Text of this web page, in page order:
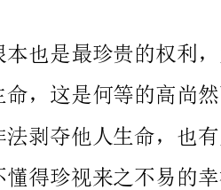
一点小矛盾就残害无辜的血的事实，留给我们的思考是极其沉重
珍爱生活中一切美好的东西，为他人带来快乐，这才是青年人学习